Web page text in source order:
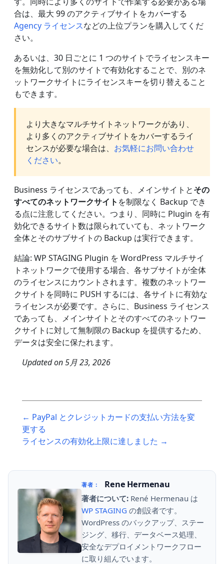
合は、最大 99 のアクティブサイトをカバーする
Agency ライセンスなどの上位プランを購入してくだ
さい。
あるいは、30 日ごとに 1 つのサイトでライセンスキー
を無効化して別のサイトで有効化することで、別のネ
ットワークサイトにライセンスキーを切り替えること
もできます。
より大きなマルチサイトネットワークがあり、
より多くのアクティブサイトをカバーするライ
センスが必要な場合は、 お気軽にお問い合わせ
ください。
Business ライセンスであっても、メインサイトとその
すべてのネットワークサイト を制限なく Backup でき
る点に注意してください。つまり、同時に Plugin を有
効化できるサイト数は限られていても、ネットワーク
全体とそのサブサイトの Backup は実行できます。
結論: WP STAGING Plugin を WordPress マルチサイ
トネットワークで使用する場合、各サブサイトが全体
のライセンスにカウントされます。複数のネットワー
クサイトを同時に PUSH するには、各サイトに有効な
ライセンスが必要です。さらに、Business ライセンス
であっても、メインサイトとそのすべてのネットワー
クサイトに対して無制限の Backup を提供するため、
データは安全に保たれます。
Updated on5月 23, 2026
navigation
← PayPal とクレジットカードの支払い方法を変
更する
ライセンスの有効化上限に達しました →
著者： Rene Hermenau
著者について: René Hermenau は
WP STAGING の創設者です。
WordPress のバックアップ、ステー
ジング、移行、データベース処理、
安全なデプロイメントワークフロー
に取り組んでいます。